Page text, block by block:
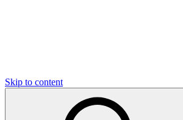
Skip to content